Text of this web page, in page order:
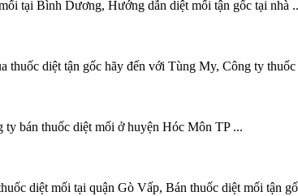
tại Bình Dương, Hướng dẫn diệt mối tận gốc tại nhà
thuốc diệt tận gốc hãy đến với Tùng My, Công ty
bán thuốc diệt mối ở huyện Hóc Môn TP ...
diệt mối tại quận Gò Vấp, Bán thuốc diệt mối tận